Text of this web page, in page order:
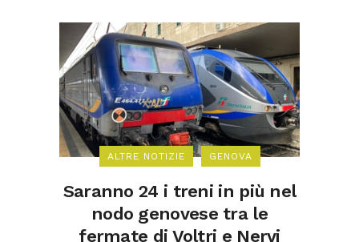
ALTRE NOTIZIE GENOVA
Saranno 24 i treni in più nel
nodo genovese tra le
fermate di Voltri e Nervi